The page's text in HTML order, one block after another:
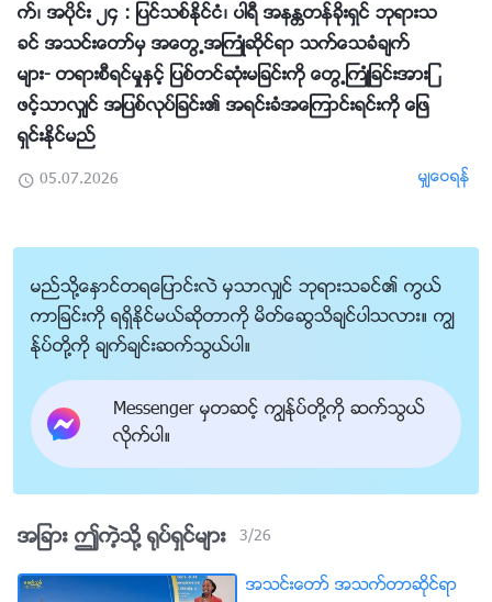
က္၊ အပိုင္း ၂၄ : ျပင္သစ္ႏိုင္ငံ၊ ပါရီ အနႏၲတန္ခိုးရွင္ ဘုရားသ
ခင္ အသင္းေတာ္မွ အေတြ႕အႀကဳံဆိုင္ရာ သက္ေသခံခ်က္
မ်ား- တရားစီရင္မႈႏွင့္ ျပစ္တင္ဆုံးမျခင္းကို ေတြ႕ႀကဳံျခင္းအားျ
ဖင့္သာလွ်င္ အျပစ္လုပ္ျခင္း၏ အရင္းခံအေၾကာင္းရင္းကို ေျဖ
ရွင္းႏိုင္မည္
05.07.2026 မွ်ေဝရန္
မည္သို႔ေႏွာင္တရေျပာင္းလဲ မွသာလွ်င္ ဘုရားသခင္၏ ကြယ္
ကာျခင္းကို ရရွိႏိုင္မယ္ဆိုတာကို မိတ္ေဆြသိခ်င္ပါသလား။ ကြၽ
န္ုပ္တို႔ကို ခ်က္ခ်င္းဆက္သြယ္ပါ။
Messenger မွတဆင့္ ကြၽန္ုပ္တို႔ကို ဆက္သြယ္
လိုက္ပါ။
အျခား ဤကဲ့သို႔ ႐ုပ္ရွင္မ်ား 3/26
အသင္းေတာ္ အသက္တာဆိုင္ရာ